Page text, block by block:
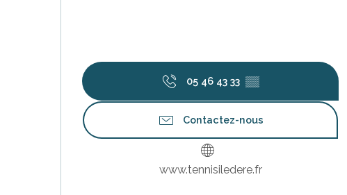
05 46 43 33▒▒
Contactez-nous
www.tennisiledere.fr